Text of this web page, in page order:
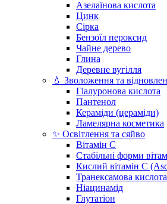
Азелаїнова кислота
Цинк
Сірка
Бензоїл пероксид
Чайне дерево
Глина
Деревне вугілля
💧 Зволоження та
Гіалуронова кислота
Пантенол
Кераміди (цераміди)
Ламелярна косметика
✨ Освітлення та сяйво
Вітамін С
Стабільні форми
Кислий вітамін С
Транексамова кислота
Ніацинамід
Глутатіон